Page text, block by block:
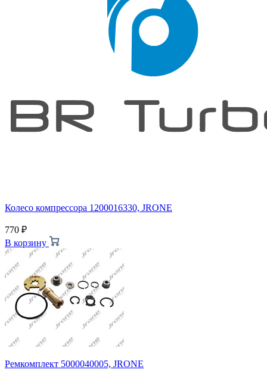
Колесо компрессора 1200016330, JRONE
770 ₽
В корзину
Ремкомплект 5000040005, JRONE